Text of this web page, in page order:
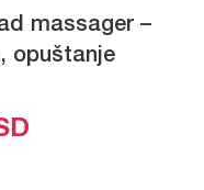
massager –
opuštanje